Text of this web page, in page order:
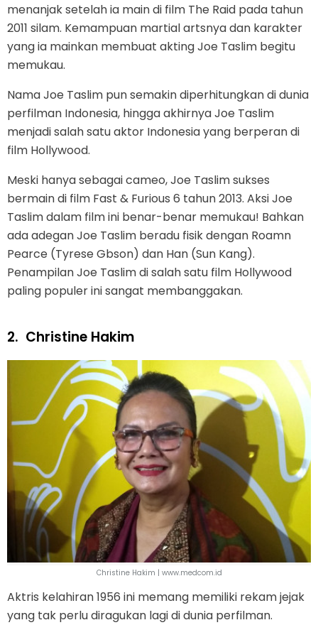
menanjak setelah ia main di film The Raid pada tahun
2011 silam. Kemampuan martial artsnya dan karakter
yang ia mainkan membuat akting Joe Taslim begitu
memukau.
Nama Joe Taslim pun semakin diperhitungkan di dunia
perfilman Indonesia, hingga akhirnya Joe Taslim
menjadi salah satu aktor Indonesia yang berperan di
film Hollywood.
Meski hanya sebagai cameo, Joe Taslim sukses
bermain di film Fast & Furious 6 tahun 2013. Aksi Joe
Taslim dalam film ini benar-benar memukau! Bahkan
ada adegan Joe Taslim beradu fisik dengan Roamn
Pearce (Tyrese Gbson) dan Han (Sun Kang).
Penampilan Joe Taslim di salah satu film Hollywood
paling populer ini sangat membanggakan.
2. Christine Hakim
Christine Hakim | www.medcom.id
Aktris kelahiran 1956 ini memang memiliki rekam jejak
yang tak perlu diragukan lagi di dunia perfilman.